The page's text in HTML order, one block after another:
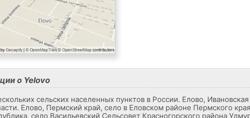
о Yelovo
сельских населенных пунктов в России. Елово,
Елово, Пермский край, село в Еловском районе Пермского
село Васильевский Сельсовет Красногорского района